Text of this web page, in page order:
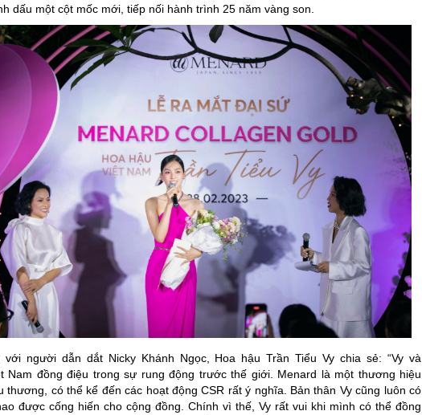
dấu một cột mốc mới, tiếp nối hành trình 25 năm vàng son.
với người dẫn dắt Nicky Khánh Ngọc, Hoa hậu Trần Tiểu Vy chia sẻ: “Vy và
Nam đồng điệu trong sự rung động trước thế giới. Menard là một thương hiệu
thương, có thể kể đến các hoạt động CSR rất ý nghĩa. Bản thân Vy cũng luôn có
được cống hiến cho cộng đồng. Chính vì thế, Vy rất vui khi mình có thể đồng